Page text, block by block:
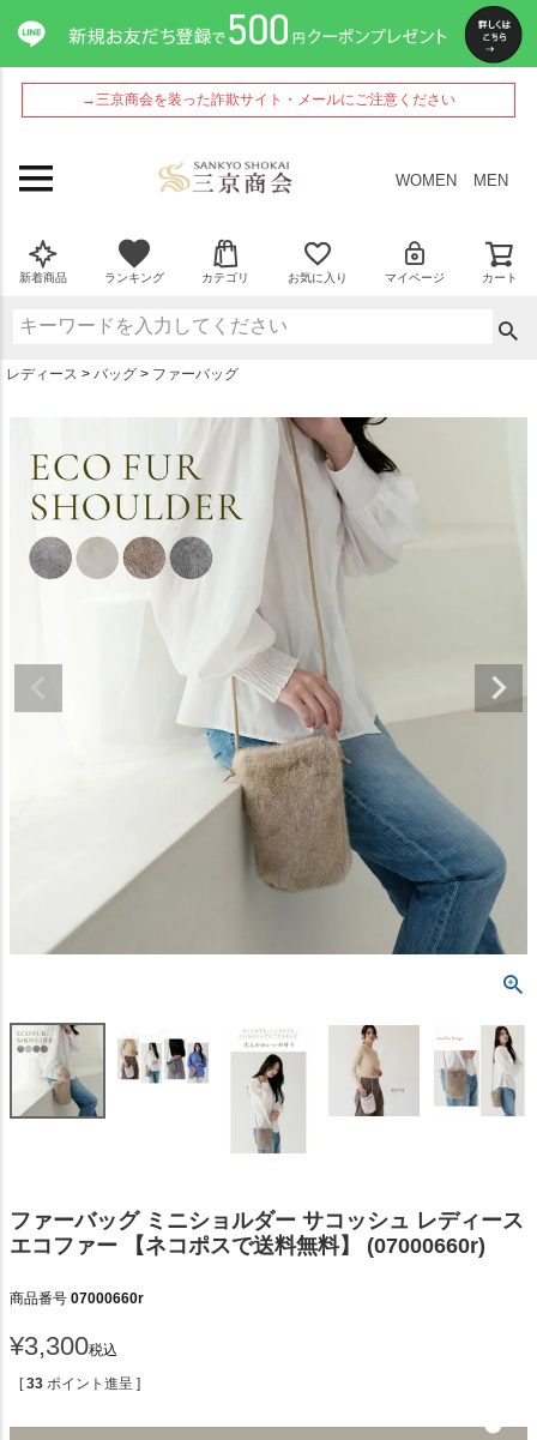
→三京商会を装った詐欺サイト・メールにご注意ください
WOMEN MEN
新着商品 ランキング カテゴリ お気に入り マイページ カート
レディース バッグ ファーバッグ
ファーバッグ ミニショルダー サコッシュ レディース
エコファー 【ネコポスで送料無料】 (07000660r)
商品番号 07000660r
¥3,300税込
[ 33 ポイント進呈 ]
ペー
ジト
ップ
へ